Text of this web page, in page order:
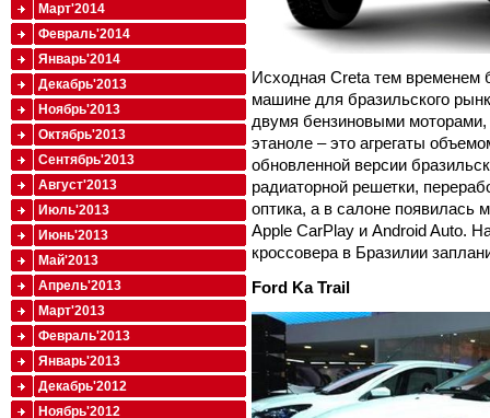
Исходная Creta тем временем
машине для бразильского
двумя бензиновыми моторами,
этаноле – это агрегаты
обновленной версии
радиаторной решетки,
оптика, а в салоне появилась
Apple CarPlay и Android Auto.
кроссовера в Бразилии
Ford Ka Trail
Март'2014
Февраль'2014
Январь'2014
Декабрь'2013
Ноябрь'2013
Октябрь'2013
Сентябрь'2013
Август'2013
Июль'2013
Июнь'2013
Май'2013
Апрель'2013
Март'2013
Февраль'2013
Январь'2013
Декабрь'2012
Ноябрь'2012